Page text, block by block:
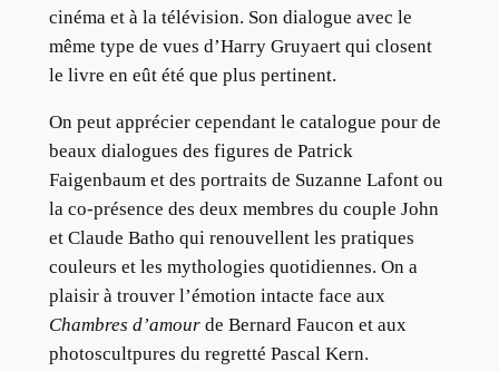
cinéma et à la télévision. Son dialogue avec le
même type de vues d’Harry Gruyaert qui closent
le livre en eût été que plus pertinent.
On peut apprécier cependant le catalogue pour de
beaux dialogues des figures de Patrick
Faigenbaum et des portraits de Suzanne Lafont ou
la co-présence des deux membres du couple John
et Claude Batho qui renouvellent les pratiques
couleurs et les mythologies quotidiennes. On a
plaisir à trouver l’émotion intacte face aux
Chambres d’amourde Bernard Faucon et aux
photoscultpures du regretté Pascal Kern.